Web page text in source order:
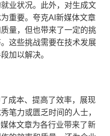
业状况。此外，对生成文
重要。夸克AI新媒体文章
量，但也带来了一定的挑
这些挑战需要在技术发展
加以解决。
成本、提高了效率，展现
笔力或匮乏时间的人士，
体文章为各行业带来了新